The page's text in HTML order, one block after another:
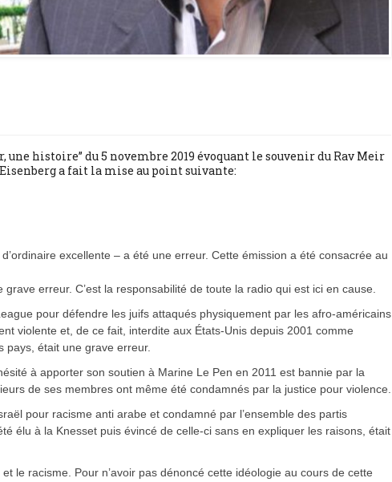
histoire” du 5 novembre 2019 évoquant le souvenir du Rav Meir
a fait la mise au point suivante:
excellente – a été une erreur. Cette émission a été consacrée au
erreur. C’est la responsabilité de toute la radio qui est ici en cause.
pour défendre les juifs attaqués physiquement par les afro-américains
violente et, de ce fait, interdite aux États-Unis depuis 2001 comme
pays, était une grave erreur.
à apporter son soutien à Marine Le Pen en 2011 est bannie par la
de ses membres ont même été condamnés par la justice pour violence.
pour racisme anti arabe et condamné par l’ensemble des partis
élu à la Knesset puis évincé de celle-ci sans en expliquer les raisons, était
le racisme. Pour n’avoir pas dénoncé cette idéologie au cours de cette
Vidéo d’Itamar Ben Gvir :
inélégante fanfaronnade ou
symptôme d’une fatigue